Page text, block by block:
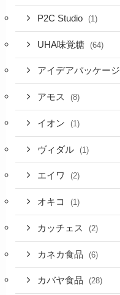
P2C Studio (1)
UHA味覚糖 (64)
アイデアパッケージ
アモス (8)
イオン (1)
ヴィダル (1)
エイワ (2)
オキコ (1)
カッチェス (2)
カネカ食品 (6)
カバヤ食品 (28)